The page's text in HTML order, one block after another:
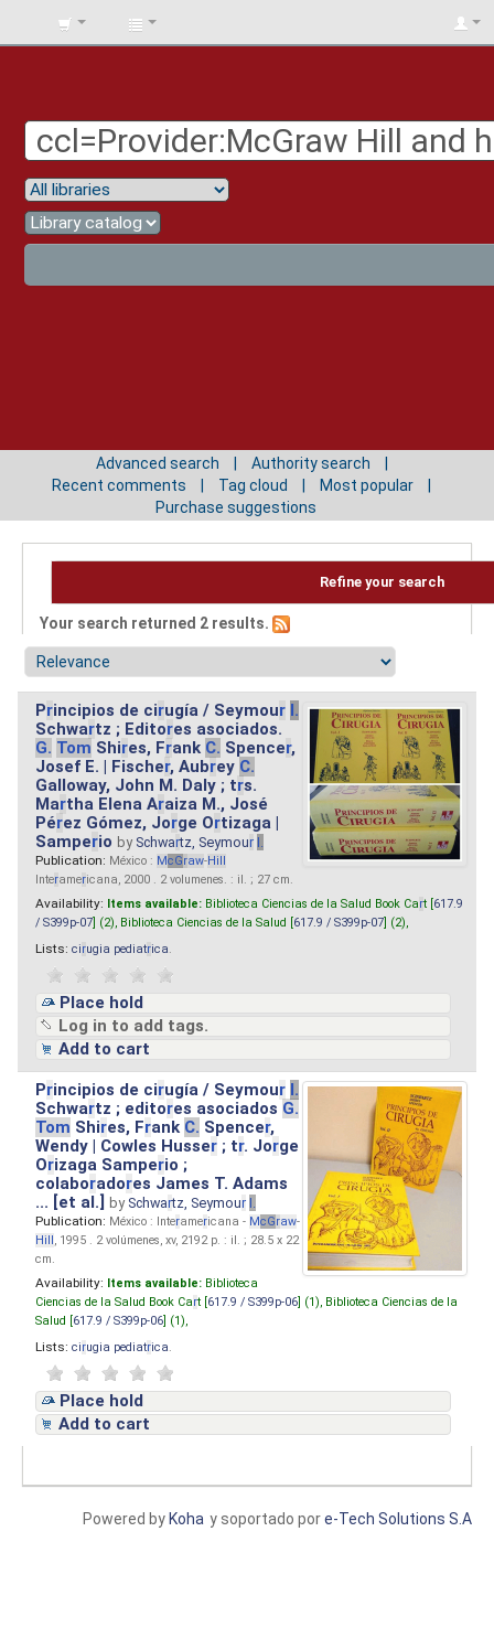
BIBLIOTECA
Advanced search
Authority search
Recent comments
Tag cloud
Most popular
Purchase suggestions
Refine your search
Your search returned 2 results.
Principios de cirugía / Seymour I.
Schwartz ; Editores asociados.
G. Tom Shires, Frank C. Spencer,
Josef E. | Fischer, Aubrey C.
Galloway, John M. Daly ; trs.
Martha Elena Araiza M., José
Pérez Gómez, Jorge Ortizaga |
Samperio by Schwartz, Seymour I.
Publication: México : McGraw-Hill
Interamericana, 2000 . 2 volumenes. : il. ; 27 cm.
Availability: Items available: Biblioteca Ciencias de la Salud Book Cart [ 617.9
/ S399p-07 ] (2), Biblioteca Ciencias de la Salud [ 617.9 / S399p-07 ] (2),
Lists: cirugia pediatrica
Place hold
Log in to add tags.
Add to cart
Principios de cirugía / Seymour I.
Schwartz ; editores asociados G.
Tom Shires, Frank C. Spencer,
Wendy | Cowles Husser ; tr. Jorge
Orizaga Samperio ;
colaboradores James T. Adams
... [et al.]by Schwartz, Seymour I.
Publication: México : Interamericana - McGraw-
Hill, 1995 . 2 volúmenes, xv, 2192 p. : il. ; 28.5 x 22
cm.
Availability: Items available: Biblioteca
Ciencias de la Salud Book Cart [ 617.9 / S399p-06 ] (1), Biblioteca Ciencias de la
Salud [ 617.9 / S399p-06 ] (1),
Lists: cirugia pediatrica
Place hold
Add to cart
y soportado pore-Tech Solutions S.A
Powered by Koha